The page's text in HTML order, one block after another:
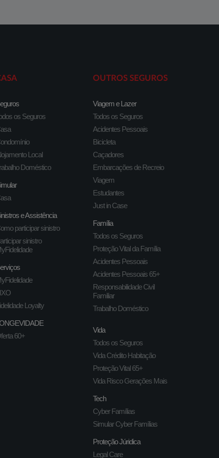
os Seguros
Local
Doméstico
e Assistência
participar sinistro
sinistro
Loyalty
60+
OUTROS SEGUROS
Viagem e Lazer
Todos os Seguros
Acidentes Pessoais
Bicicleta
Caçadores
Embarcações de Recreio
Viagem
Estudantes
Just in Case
Família
Todos os Seguros
Proteção Vital da Família
Acidentes Pessoais
Acidentes Pessoais 65+
Responsabilidade Civil
Familiar
Trabalho Doméstico
Vida
Todos os Seguros
Vida Crédito Habitação
Proteção Vital 65+
Vida Risco Gerações Mais
Tech
Cyber Famílias
Simular Cyber Famílias
Proteção Júridica
Legal Care